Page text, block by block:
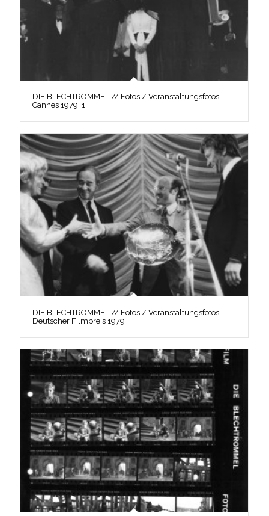
DIE BLECHTROMMEL // Fotos / Veranstaltungsfotos,
Cannes 1979, 1
DIE BLECHTROMMEL // Fotos / Veranstaltungsfotos,
Deutscher Filmpreis 1979